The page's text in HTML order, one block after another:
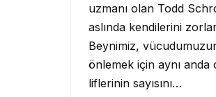
uzmanı olan Todd
aslında kendilerini
Beynimiz,
önlemek için aynı anda
liflerinin sayısını…